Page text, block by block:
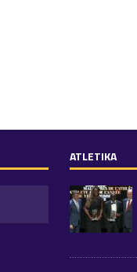
ATLETIKA